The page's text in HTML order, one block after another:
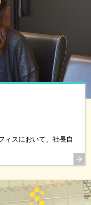
ィスにおいて、社長自